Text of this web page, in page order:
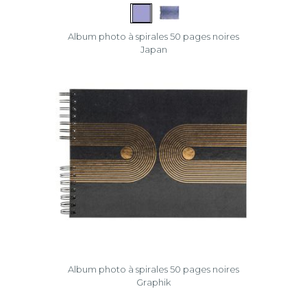
Album photo à spirales 50 pages noires
Japan
Album photo à spirales 50 pages noires
Graphik